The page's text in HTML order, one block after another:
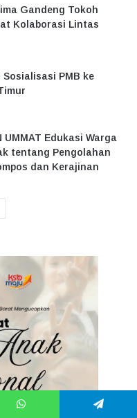
Gandeng Tokoh
Kolaborasi Lintas
Sosialisasi PMB ke
UMMAT Edukasi Warga
tentang Pengolahan
dan Kerajinan